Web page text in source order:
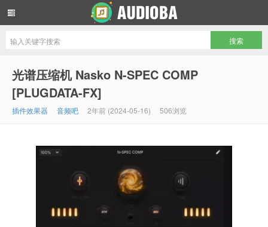
光谱压缩机 Nasko N-SPEC COMP
[PLUGDATA-FX]
插件效果器 音频吧 2年前 (2024-05-16) 506浏览